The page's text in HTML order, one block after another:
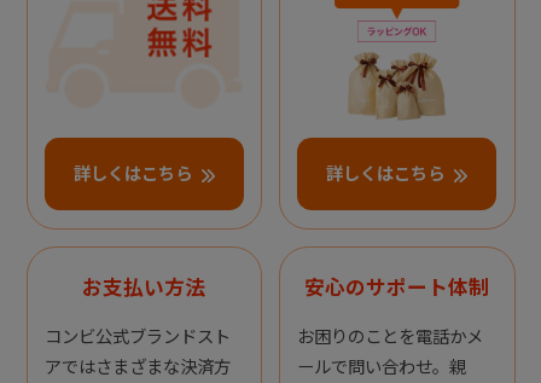
詳しくはこちら 詳しくはこちら
お支払い方法
コンビ公式ブランドスト
アではさまざまな決済方
安心のサポート体制
お困りのことを電話かメ
ールで問い合わせ。親